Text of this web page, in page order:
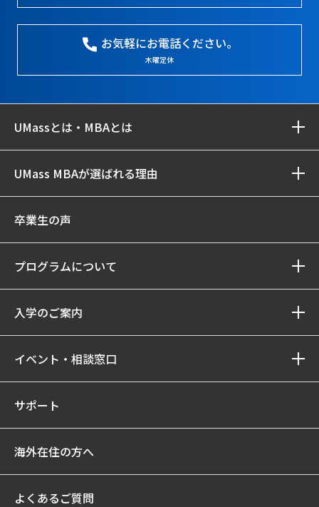
お気軽にお電話ください。
木曜定休
UMassとは・MBAとは
UMass MBAが選ばれる理由
卒業生の声
プログラムについて
入学のご案内
イベント・相談窓口
サポート
海外在住の方へ
よくあるご質問